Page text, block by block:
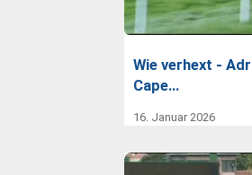
Wie verhext -
Cape…
16. Januar 2026